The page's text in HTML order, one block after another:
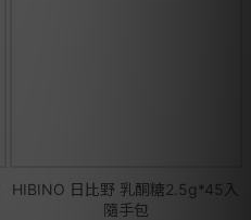
HIBINO 日比野 乳酮糖2.5g*45入
隨手包